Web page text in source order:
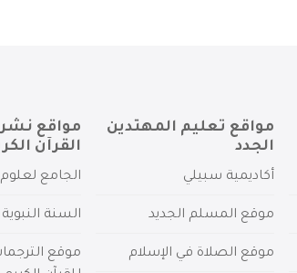
مواقع تعليم المهتدين
الجدد
أكاديمية سبيلي
موقع المسلم الجديد
موقع الصلاة في الإسلام
مواقع
القرآن
الجامع لعلوم
السنة
موقع